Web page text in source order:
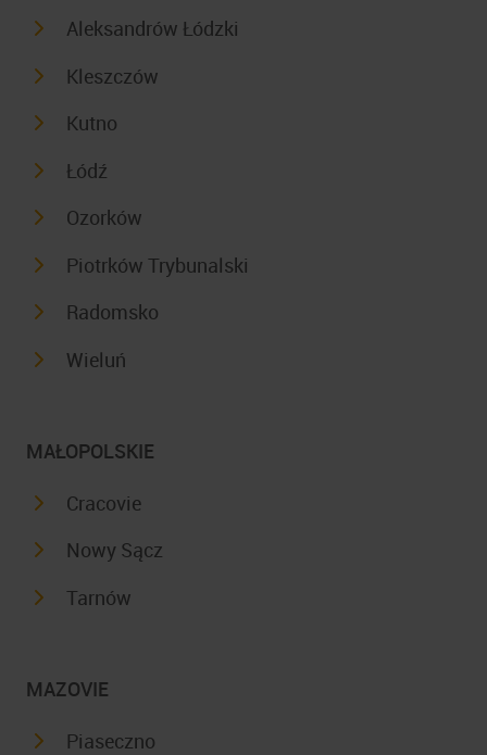
Aleksandrów Łódzki
Kleszczów
Kutno
Łódź
Ozorków
Piotrków Trybunalski
Radomsko
Wieluń
MAŁOPOLSKIE
Cracovie
Nowy Sącz
Tarnów
MAZOVIE
Piaseczno